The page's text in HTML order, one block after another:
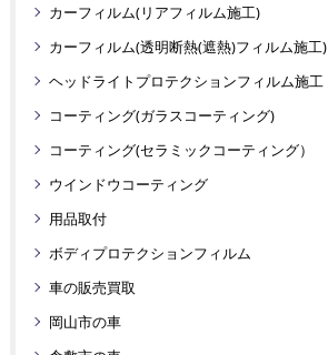
カーフィルム(リアフィルム施工)
カーフィルム(透明断熱(遮熱)フィルム施工)
ヘッドライトプロテクションフィルム施工
コーティング(ガラスコーティング)
コーティング(セラミックコーティング）
ウインドウコーティング
用品取付
ボディプロテクションフィルム
車の販売買取
岡山市の車